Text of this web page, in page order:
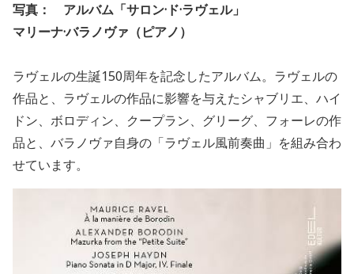
写真： アルバム「サロン·ド·ラヴェル」
マリーナ·バラノヴァ（ピアノ）
ラヴェルの生誕150周年を記念したアルバム。ラヴェルの
作品と、ラヴェルの作品に影響を与えたシャブリエ、ハイ
ドン、ボロディン、クープラン、グリーグ、フォーレの作
品と、バラノヴァ自身の「ラヴェル風前奏曲」を組み合わ
せています。